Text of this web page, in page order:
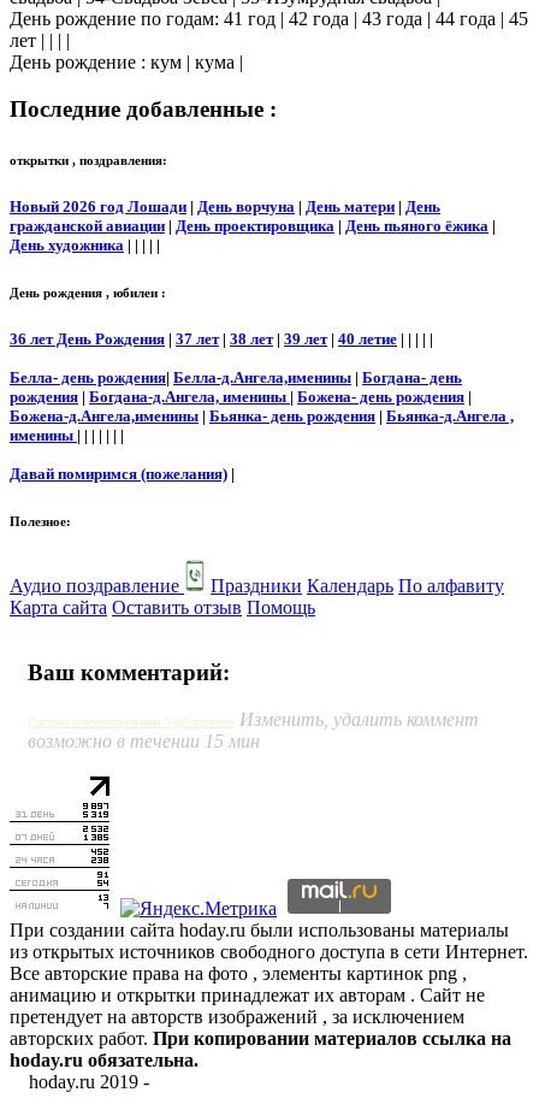
День рождение по годам: 41 год | 42 года | 43 года | 44 года | 45
лет | | | |
День рождение : кум | кума |
Последние добавленные :
открытки , поздравления:
Новый 2026 год Лошади | День ворчуна | День матери | День
гражданской авиации | День проектировщика | День пьяного ёжика |
День художника | | | | |
День рождения , юбилеи :
36 лет День Рождения | 37 лет| 38 лет| 39 лет| 40 летие | | | | |
Белла- день рождения| Белла-д.Ангела,именины | Богдана- день
рождения | Богдана-д.Ангела, именины | Божена- день рождения |
Божена-д.Ангела,именины | Бьянка- день рождения | Бьянка-д.Ангела ,
именины | | | | | | |
Давай помиримся (пожелания) |
Полезное:
Аудио поздравление Праздники Календарь По алфавиту
Карта сайта Оставить отзыв Помощь
Ваш комментарий:
Система комментирования SigComments Изменить, удалить коммент
возможно в течении 15 мин
При создании сайта hoday.ru были использованы материалы
из открытых источников свободного доступа в сети Интернет.
Все авторские права на фото , элементы картинок png ,
анимацию и открытки принадлежат их авторам . Сайт не
претендует на авторств изображений , за исключением
авторских работ. При копировании материалов ссылка на
hoday.ru обязательна.
hoday.ru 2019 -